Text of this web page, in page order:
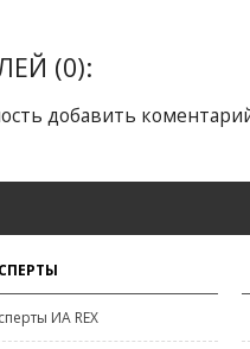
(0):
добавить
ИА REX